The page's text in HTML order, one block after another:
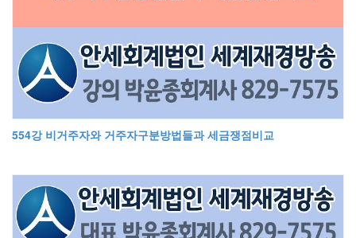
554강 비거주자와 거주자구분방법들과 세금쟁점비교